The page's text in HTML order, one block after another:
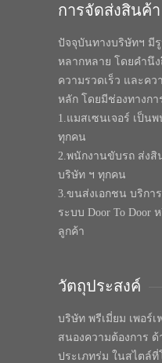
การจัดส่งสินค้า
ปัจจุบันทางบริษัทฯ มี
หลากหลาย โดยคำนึ
ความรวดเร็ว และค
หลัก โดยมีช่องทางกา
1.แมสเซนเจอร์ เป็น
ทุกคน
2.พนักงานขับรถ ส่งสิ
บริษัท ฯ ทุกคน
3.ขนส่งเอกชน บริกา
ระบบ Door To Door
ลูกค้า
วัตถุประสงค์
บริษัท พรีเมี่ยม เพอร์
สนองความต้องการ
ประเภทร่ม ในสไตล์